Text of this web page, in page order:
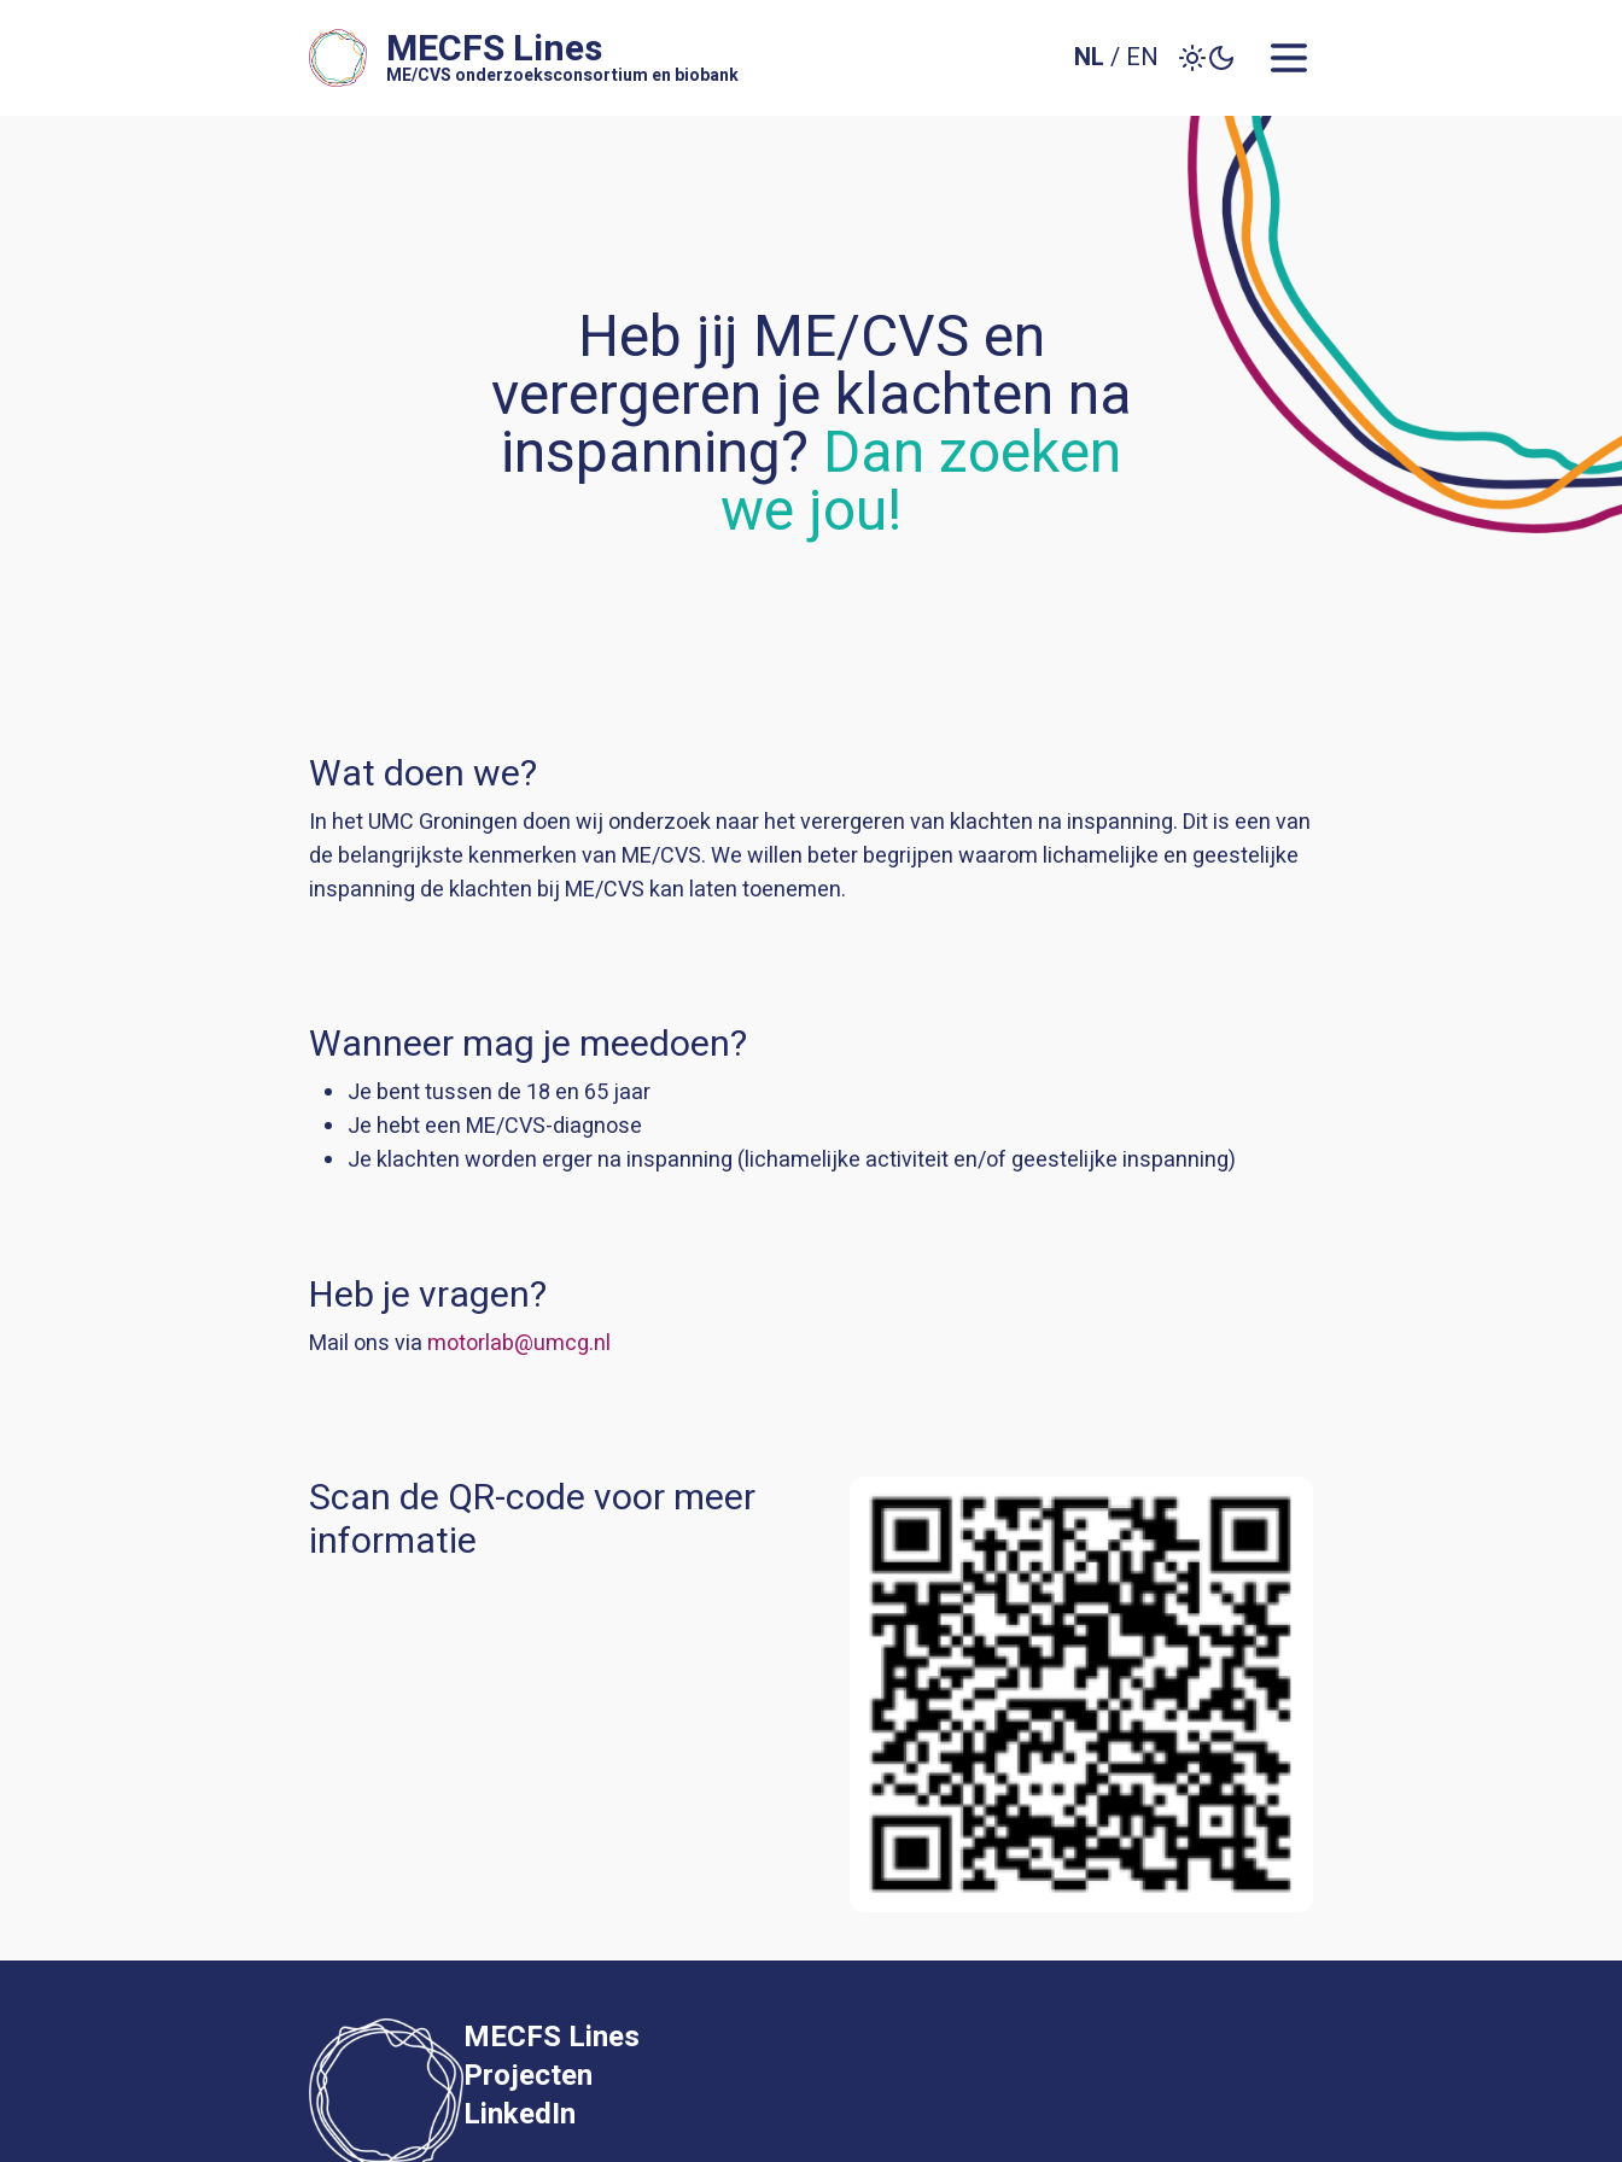
MECFS Lines
ME/CVS onderzoeksconsortium en biobank
NL / EN
Heb jij ME/CVS en
verergeren je klachten na
inspanning? Dan zoeken
we jou!
Wat doen we?
In het UMC Groningen doen wij onderzoek naar het verergeren van klachten na inspanning. Dit is een van
de belangrijkste kenmerken van ME/CVS. We willen beter begrijpen waarom lichamelijke en geestelijke
inspanning de klachten bij ME/CVS kan laten toenemen.
Wanneer mag je meedoen?
Je bent tussen de 18 en 65 jaar
Je hebt een ME/CVS-diagnose
Je klachten worden erger na inspanning (lichamelijke activiteit en/of geestelijke inspanning)
Heb je vragen?
Mail ons via motorlab@umcg.nl
Scan de QR-code voor meer
informatie
MECFS Lines
Projecten
LinkedIn